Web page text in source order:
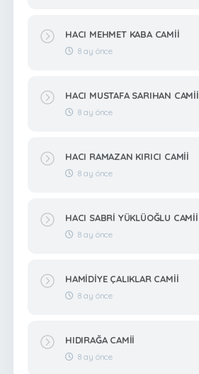
HACI MEHMET KABA CAMİİ
8 ay önce
HACI MUSTAFA SARIHAN CAMİİ
8 ay önce
HACI RAMAZAN KIRICI CAMİİ
8 ay önce
HACI SABRİ YÜKLÜOĞLU CAMİİ
8 ay önce
HAMİDİYE ÇALIKLAR CAMİİ
8 ay önce
HIDIRAĞA CAMİİ
8 ay önce